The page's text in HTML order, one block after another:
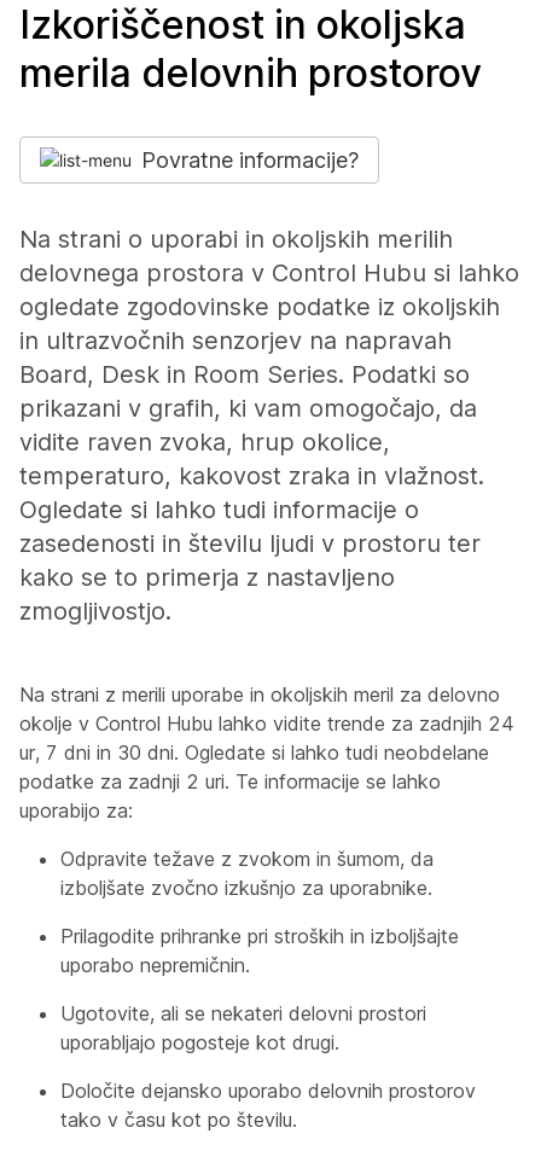
Izkoriščenost in okoljska
merila delovnih prostorov
Povratne informacije?
Na strani o uporabi in okoljskih merilih
delovnega prostora v Control Hubu si lahko
ogledate zgodovinske podatke iz okoljskih
in ultrazvočnih senzorjev na napravah
Board, Desk in Room Series. Podatki so
prikazani v grafih, ki vam omogočajo, da
vidite raven zvoka, hrup okolice,
temperaturo, kakovost zraka in vlažnost.
Ogledate si lahko tudi informacije o
zasedenosti in številu ljudi v prostoru ter
kako se to primerja z nastavljeno
zmogljivostjo.
Na strani z merili uporabe in okoljskih meril za delovno
okolje v Control Hubu lahko vidite trende za zadnjih 24
ur, 7 dni in 30 dni. Ogledate si lahko tudi neobdelane
podatke za zadnji 2 uri. Te informacije se lahko
uporabijo za:
Odpravite težave z zvokom in šumom, da
izboljšate zvočno izkušnjo za uporabnike.
Prilagodite prihranke pri stroških in izboljšajte
uporabo nepremičnin.
Ugotovite, ali se nekateri delovni prostori
uporabljajo pogosteje kot drugi.
Določite dejansko uporabo delovnih prostorov
tako v času kot po številu.